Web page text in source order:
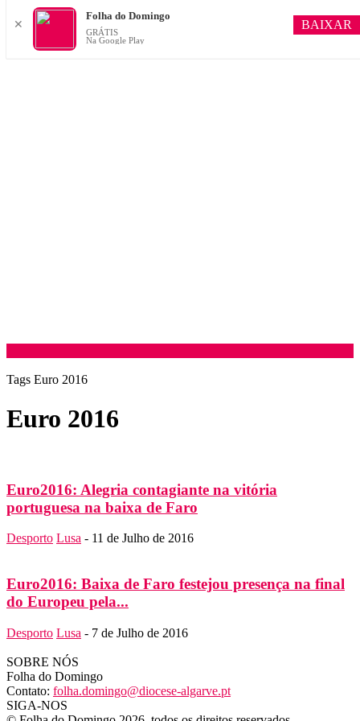
Tags Euro 2016
Euro 2016
Euro2016: Alegria contagiante na vitória
portuguesa na baixa de Faro
Desporto Lusa - 11 de Julho de 2016
Euro2016: Baixa de Faro festejou presença na final
do Europeu pela...
Desporto Lusa - 7 de Julho de 2016
SOBRE NÓS
Folha do Domingo
Contato: folha.domingo@diocese-algarve.pt
SIGA-NOS
✕
Folha do Domingo
GRÁTIS
Na Google Play
BAIXAR